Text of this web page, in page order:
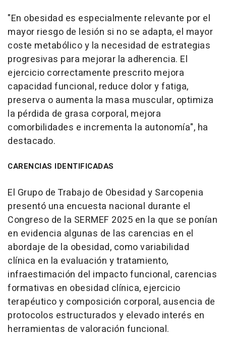
"En obesidad es especialmente relevante por el
mayor riesgo de lesión si no se adapta, el mayor
coste metabólico y la necesidad de estrategias
progresivas para mejorar la adherencia. El
ejercicio correctamente prescrito mejora
capacidad funcional, reduce dolor y fatiga,
preserva o aumenta la masa muscular, optimiza
la pérdida de grasa corporal, mejora
comorbilidades e incrementa la autonomía", ha
destacado.
CARENCIAS IDENTIFICADAS
El Grupo de Trabajo de Obesidad y Sarcopenia
presentó una encuesta nacional durante el
Congreso de la SERMEF 2025 en la que se ponían
en evidencia algunas de las carencias en el
abordaje de la obesidad, como variabilidad
clínica en la evaluación y tratamiento,
infraestimación del impacto funcional, carencias
formativas en obesidad clínica, ejercicio
terapéutico y composición corporal, ausencia de
protocolos estructurados y elevado interés en
herramientas de valoración funcional.